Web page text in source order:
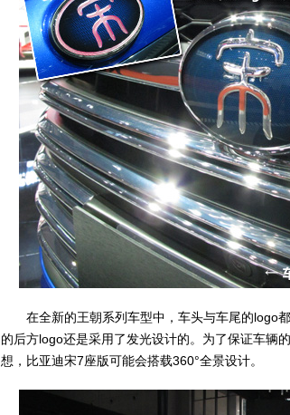
在全新的王朝系列车型中，车头与车尾的logo
的后方logo还是采用了发光设计的。为了保证车辆
想，比亚迪宋7座版可能会搭载360°全景设计。